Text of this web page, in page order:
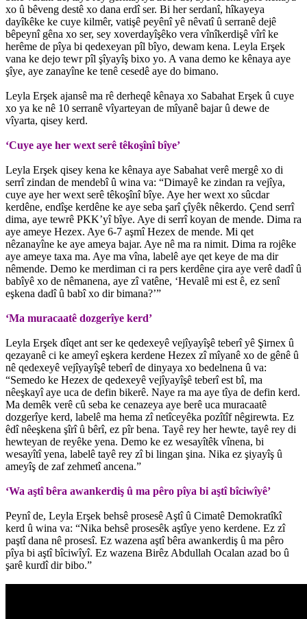
xo û bêveng destê xo dana erdî ser. Bi her serdanî, hîkayeya
dayîkêke ke cuye kilmêr, vatişê peyênî yê nêvatî û serranê dejê
bêpeynî gêna xo ser, sey xoverdayîşêko vera vînîkerdişê vîrî ke
herême de pîya bi qedexeyan pîl bîyo, dewam kena. Leyla Erşek
vana ke dejo tewr pîl şîyayîş bixo yo. A vana demo ke kênaya aye
şîye, aye zanayîne ke tenê cesedê aye do bimano.
Leyla Erşek ajansê ma rê derheqê kênaya xo Sabahat Erşek û cuye
xo ya ke nê 10 serranê vîyarteyan de mîyanê bajar û dewe de
vîyarta, qisey kerd.
‘Cuye aye her wext serê têkoşînî bîye’
Leyla Erşek qisey kena ke kênaya aye Sabahat verê mergê xo di
serrî zindan de mendebî û wina va: “Dimayê ke zindan ra vejîya,
cuye aye her wext serê têkoşînî bîye. Aye her wext xo sûcdar
kerdêne, endîşe kerdêne ke aye seba şarî çîyêk nêkerdo. Çend serrî
dima, aye tewrê PKK’yî bîye. Aye di serrî koyan de mende. Dima ra
aye ameye Hezex. Aye 6-7 aşmî Hezex de mende. Mi qet
nêzanayîne ke aye ameya bajar. Aye nê ma ra nimit. Dima ra rojêke
aye ameye taxa ma. Aye ma vîna, labelê aye qet keye de ma dir
nêmende. Demo ke merdiman ci ra pers kerdêne çira aye verê dadî û
babîyê xo de nêmanena, aye zî vatêne, ‘Hevalê mi est ê, ez senî
eşkena dadî û babî xo dir bimana?’”
‘Ma muracaatê dozgerîye kerd’
Leyla Erşek dîqet ant ser ke qedexeyê vejîyayîşê teberî yê Şirnex û
qezayanê ci ke ameyî eşkera kerdene Hezex zî mîyanê xo de gênê û
nê qedexeyê vejîyayîşê teberî de dinyaya xo bedelnena û va:
“Semedo ke Hezex de qedexeyê vejîyayîşê teberî est bî, ma
nêeşkayî aye uca de defin bikerê. Naye ra ma aye tîya de defin kerd.
Ma demêk verê cû seba ke cenazeya aye berê uca muracaatê
dozgerîye kerd, labelê ma hema zî netîceyêka pozîtîf nêgirewta. Ez
êdî nêeşkena şîrî û bêrî, ez pîr bena. Tayê rey her hewte, tayê rey di
hewteyan de reyêke yena. Demo ke ez wesayîtêk vînena, bi
wesayîtî yena, labelê tayê rey zî bi lingan şina. Nika ez şiyayîş û
ameyîş de zaf zehmetî ancena.”
‘Wa aştî bêra awankerdiş û ma pêro pîya bi aştî bîciwîyê’
Peynî de, Leyla Erşek behsê prosesê Aştî û Cimatê Demokratîkî
kerd û wina va: “Nika behsê prosesêk aştîye yeno kerdene. Ez zî
paştî dana nê prosesî. Ez wazena aştî bêra awankerdiş û ma pêro
pîya bi aştî bîciwîyî. Ez wazena Birêz Abdullah Ocalan azad bo û
şarê kurdî dir bibo.”